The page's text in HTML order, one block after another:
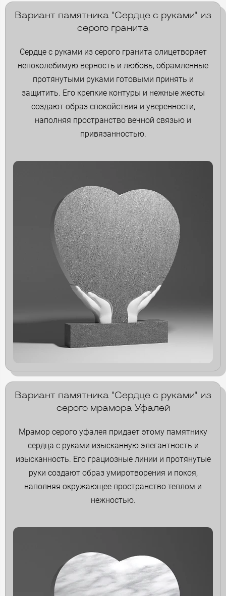
Вариант памятника "Сердце с руками" из
серого гранита
Сердце с руками из серого гранита олицетворяет
непоколебимую верность и любовь, обрамленные
протянутыми руками готовыми принять и
защитить. Его крепкие контуры и нежные жесты
создают образ спокойствия и уверенности,
наполняя пространство вечной связью и
привязанностью.
Вариант памятника "Сердце с руками" из
серого мрамора Уфалей
Мрамор серого уфалея придает этому памятнику
сердца с руками изысканную элегантность и
изысканность. Его грациозные линии и протянутые
руки создают образ умиротворения и покоя,
наполняя окружающее пространство теплом и
нежностью.